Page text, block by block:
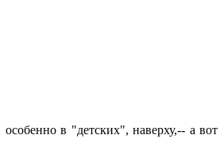
в "детских", наверху,-- а вот